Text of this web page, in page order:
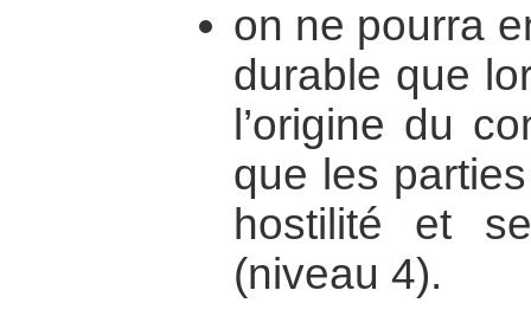
on ne pourra
durable que
l’origine du
que les
hostilité et
(niveau 4).